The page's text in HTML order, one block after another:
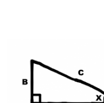
oss för att testa ett av
sätter jag mig till rätta
Självklart sätter jag på